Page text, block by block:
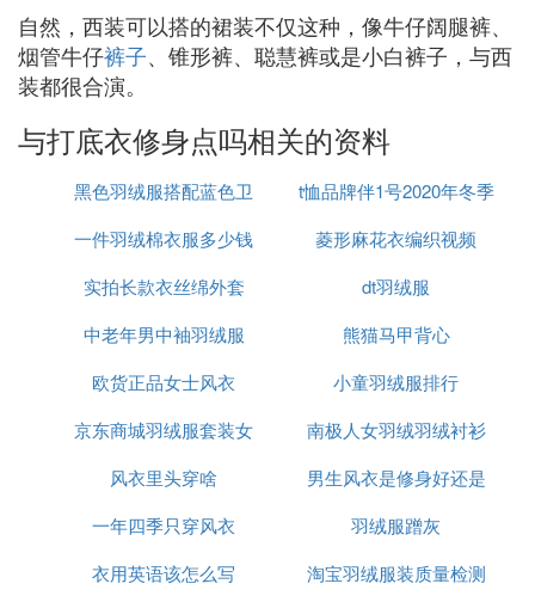
自然，西装可以搭的裙装不仅这种，像牛仔阔腿裤、
烟管牛仔裤子、锥形裤、聪慧裤或是小白裤子，与西
装都很合演。
与打底衣修身点吗相关的资料
黑色羽绒服搭配蓝色卫
衣好看吗
t恤品牌伴1号2020年冬季
一件羽绒棉衣服多少钱
菱形麻花衣编织视频
实拍长款衣丝绵外套
dt羽绒服
中老年男中袖羽绒服
熊猫马甲背心
欧货正品女士风衣
小童羽绒服排行
京东商城羽绒服套装女
南极人女羽绒羽绒衬衫
风衣里头穿啥
男生风衣是修身好还是
大点好
一年四季只穿风衣
羽绒服蹭灰
衣用英语该怎么写
淘宝羽绒服装质量检测